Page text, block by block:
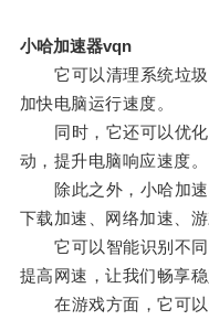
小哈加速器vqn
它可以清理系统垃圾
加快电脑运行速度。
同时，它还可以优化
动，提升电脑响应速度。
除此之外，小哈加速
下载加速、网络加速、游
它可以智能识别不同
提高网速，让我们畅享
在游戏方面，它可以